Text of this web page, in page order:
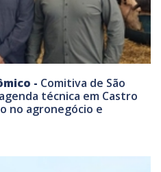
- Comitiva de São
técnica em Castro
no agronegócio e